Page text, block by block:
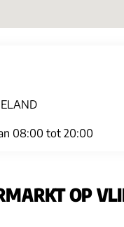
08:00 tot 20:00
OP